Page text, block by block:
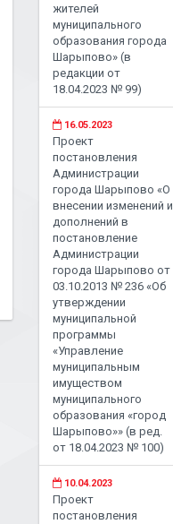
жителей
муниципального
образования города
Шарыпово» (в
редакции от
18.04.2023 № 99)
16.05.2023
Проект
постановления
Администрации
города Шарыпово «О
внесении изменений и
дополнений в
постановление
Администрации
города Шарыпово от
03.10.2013 № 236 «Об
утверждении
муниципальной
программы
«Управление
муниципальным
имуществом
муниципального
образования «город
Шарыпово»» (в ред.
от 18.04.2023 № 100)
10.04.2023
Проект
постановления